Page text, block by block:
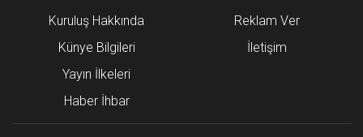
Kuruluş Hakkında
Künye Bilgileri
Yayın İlkeleri
Haber İhbar
Reklam Ver
İletişim